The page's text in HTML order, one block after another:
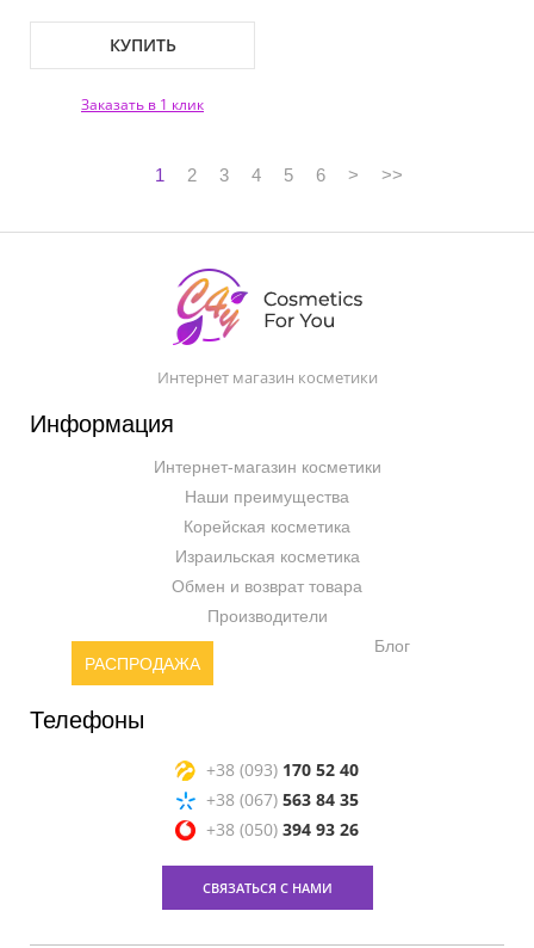
КУПИТЬ
Заказать в 1 клик
1 2 3 4 5 6 > >>
Интернет магазин косметики
Информация
Интернет-магазин косметики
Наши преимущества
Корейская косметика
Израильская косметика
Обмен и возврат товара
Производители
РАСПРОДАЖА
Блог
Телефоны
+38 (093) 170 52 40
+38 (067) 563 84 35
+38 (050) 394 93 26
СВЯЗАТЬСЯ С НАМИ